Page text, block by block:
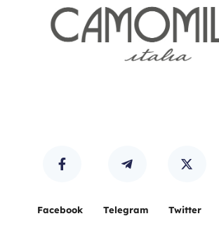
Facebook Telegram Twitter